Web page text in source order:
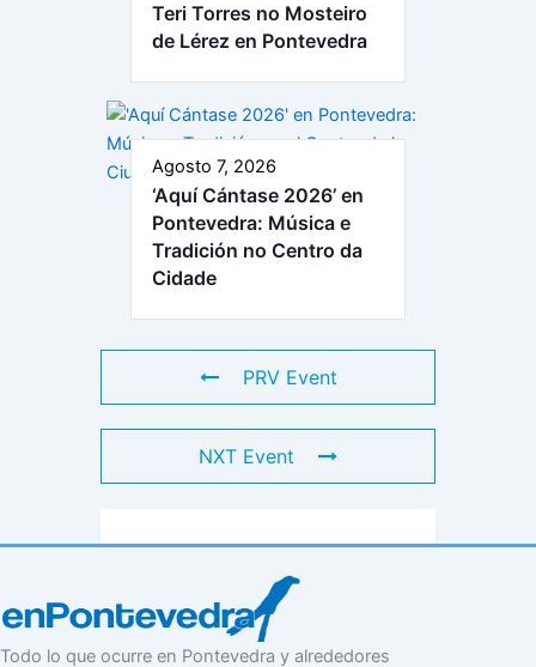
Teri Torres no Mosteiro
de Lérez en Pontevedra
Agosto 7, 2026
‘Aquí Cántase 2026’ en
Pontevedra: Música e
Tradición no Centro da
Cidade
PRV Event
NXT Event
Todo lo que ocurre en Pontevedra y alrededores